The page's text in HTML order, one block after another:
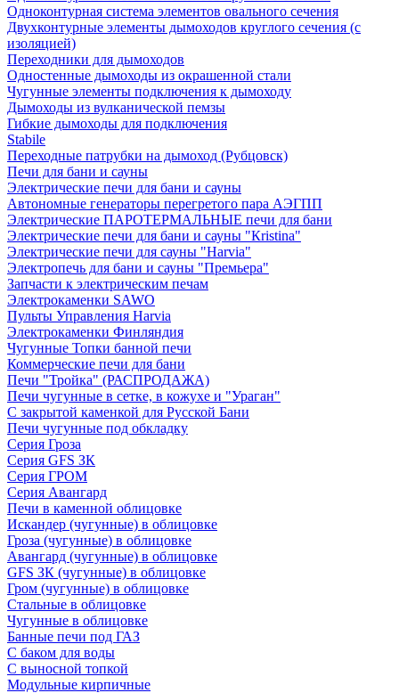
Одноконтурная система элементов овального сечения
Двухконтурные элементы дымоходов круглого сечения (с
изоляцией)
Переходники для дымоходов
Одностенные дымоходы из окрашенной стали
Чугунные элементы подключения к дымоходу
Дымоходы из вулканической пемзы
Гибкие дымоходы для подключения
Stabile
Переходные патрубки на дымоход (Рубцовск)
Печи для бани и сауны
Электрические печи для бани и сауны
Автономные генераторы перегретого пара АЭГПП
Электрические ПАРОТЕРМАЛЬНЫЕ печи для бани
Электрические печи для бани и сауны "Кristina"
Электрические печи для сауны "Harvia"
Электропечь для бани и сауны "Премьера"
Запчасти к электрическим печам
Электрокаменки SAWO
Пульты Управления Harvia
Электрокаменки Финляндия
Чугунные Топки банной печи
Коммерческие печи для бани
Печи "Тройка" (РАСПРОДАЖА)
Печи чугунные в сетке, в кожухе и "Ураган"
С закрытой каменкой для Русской Бани
Печи чугунные под обкладку
Серия Гроза
Серия GFS ЗК
Серия ГРОМ
Серия Авангард
Печи в каменной облицовке
Искандер (чугунные) в облицовке
Гроза (чугунные) в облицовке
Авангард (чугунные) в облицовке
GFS ЗК (чугунные) в облицовке
Гром (чугунные) в облицовке
Стальные в облицовке
Чугунные в облицовке
Банные печи под ГАЗ
С баком для воды
С выносной топкой
Модульные кирпичные